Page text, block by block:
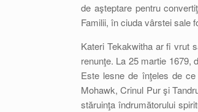
de aşteptare pentru
Familii, în ciuda vârstei sale
Kateri Tekakwitha ar fi vrut
renunţe. La 25 martie 1679,
Este lesne de înţeles de
Mohawk, Crinul Pur şi
stăruinţa îndrumătorului